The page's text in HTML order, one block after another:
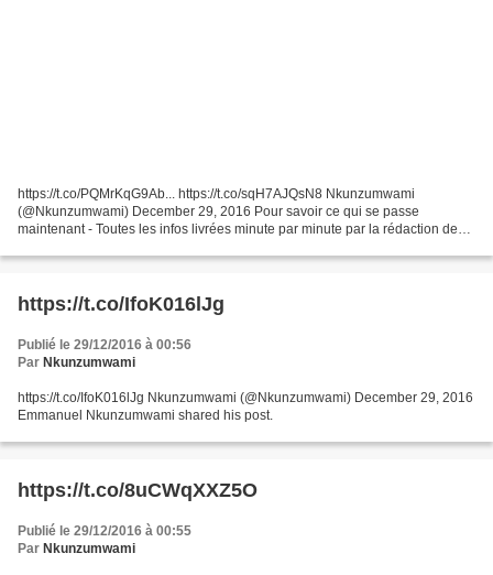
https://t.co/PQMrKqG9Ab... https://t.co/sqH7AJQsN8 Nkunzumwami
(@Nkunzumwami) December 29, 2016 Pour savoir ce qui se passe
maintenant - Toutes les infos livrées minute par minute par la rédaction de
https://t.co/IfoK016lJg
Publié le 29/12/2016 à 00:56
Par Nkunzumwami
https://t.co/IfoK016lJg Nkunzumwami (@Nkunzumwami) December 29, 2016
Emmanuel Nkunzumwami shared his post.
https://t.co/8uCWqXXZ5O
Publié le 29/12/2016 à 00:55
Par Nkunzumwami